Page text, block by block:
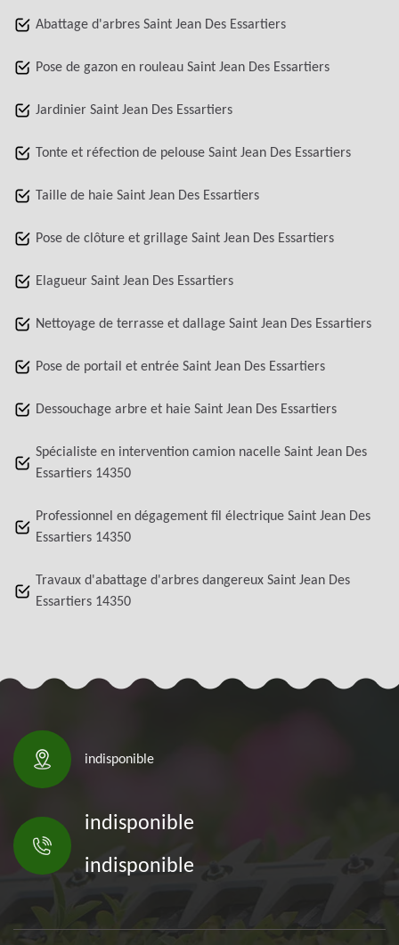
Abattage d'arbres Saint Jean Des Essartiers
Pose de gazon en rouleau Saint Jean Des Essartiers
Jardinier Saint Jean Des Essartiers
Tonte et réfection de pelouse Saint Jean Des Essartiers
Taille de haie Saint Jean Des Essartiers
Pose de clôture et grillage Saint Jean Des Essartiers
Elagueur Saint Jean Des Essartiers
Nettoyage de terrasse et dallage Saint Jean Des Essartiers
Pose de portail et entrée Saint Jean Des Essartiers
Dessouchage arbre et haie Saint Jean Des Essartiers
Spécialiste en intervention camion nacelle Saint Jean Des
Essartiers 14350
Professionnel en dégagement fil électrique Saint Jean Des
Essartiers 14350
Travaux d'abattage d'arbres dangereux Saint Jean Des
Essartiers 14350
indisponible
indisponible
indisponible